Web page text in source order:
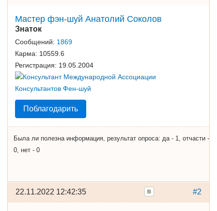
Мастер фэн-шуй Анатолий Соколов
Знаток
Сообщений: 1869
Карма: 10559.6
Регистрация: 19.05.2004
Поблагодарить
Была ли полезна информация, результат опроса: да - 1, отчасти -
0, нет - 0
#2
22.11.2022 12:42:35